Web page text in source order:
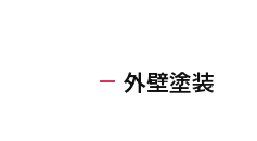
外壁塗装